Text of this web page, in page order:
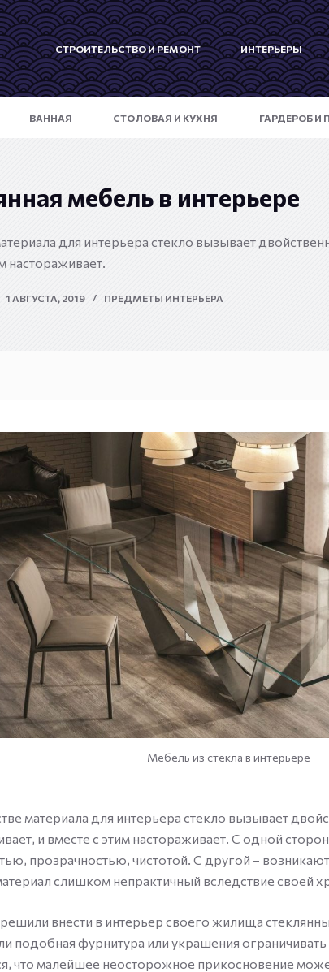
СТРОИТЕЛЬСТВО И РЕМОНТ ИНТЕРЬЕРЫ
ВАННАЯ СТОЛОВАЯ И КУХНЯ ГАРДЕРОБ И
мебель в интерьере
для интерьера стекло вызывает
настораживает.
1 АВГУСТА, 2019 ПРЕДМЕТЫ ИНТЕРЬЕРА
Мебель из стекла в интерьере
материала для интерьера стекло вызывает
и вместе с этим настораживает. С одной
прозрачностью, чистотой. С другой –
слишком непрактичный вследствие своей
внести в интерьер своего жилища
подобная фурнитура или украшения
что малейшее неосторожное прикосновение